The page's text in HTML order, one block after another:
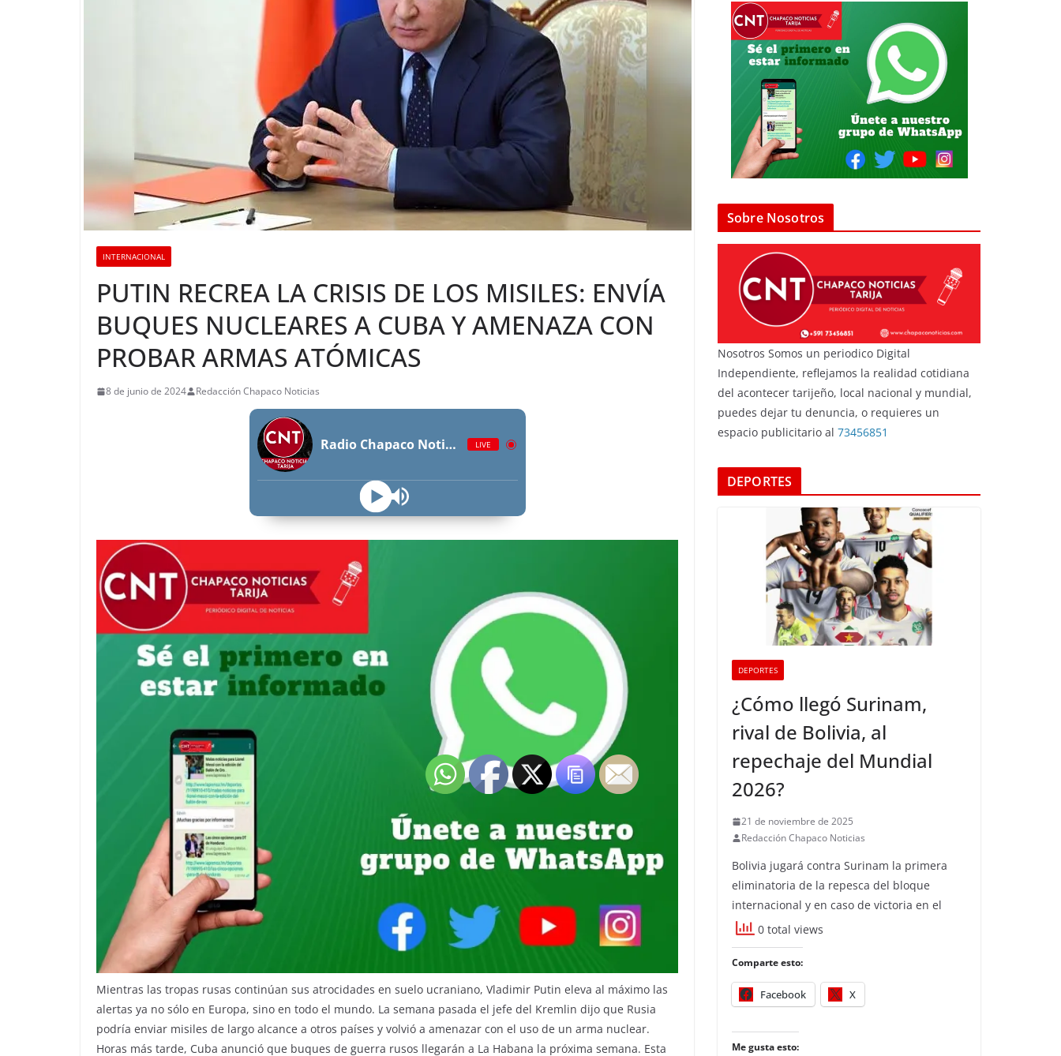
INTERNACIONAL
PUTIN RECREA LA CRISIS DE LOS MISILES: ENVÍA
BUQUES NUCLEARES A CUBA Y AMENAZA CON
PROBAR ARMAS ATÓMICAS
8 de junio de 2024 Redacción Chapaco Noticias
Radio Chapaco Noticias Las 24 horas en vivo LIVE
Mientras las tropas rusas continúan sus atrocidades en suelo ucraniano, Vladimir Putin eleva al máximo las
alertas ya no sólo en Europa, sino en todo el mundo. La semana pasada el jefe del Kremlin dijo que Rusia
podría enviar misiles de largo alcance a otros países y volvió a amenazar con el uso de un arma nuclear.
Horas más tarde, Cuba anunció que buques de guerra rusos llegarán a La Habana la próxima semana. Esta
Sobre Nosotros
Nosotros Somos un periodico Digital
Independiente, reflejamos la realidad cotidiana
del acontecer tarijeño, local nacional y mundial,
puedes dejar tu denuncia, o requieres un
espacio publicitario al 73456851
DEPORTES
DEPORTES
¿Cómo llegó Surinam,
rival de Bolivia, al
repechaje del Mundial
2026?
21 de noviembre de 2025
Redacción Chapaco Noticias
Bolivia jugará contra Surinam la primera
eliminatoria de la repesca del bloque
internacional y en caso de victoria en el
0 total views
Comparte esto:
Facebook X
Me gusta esto: